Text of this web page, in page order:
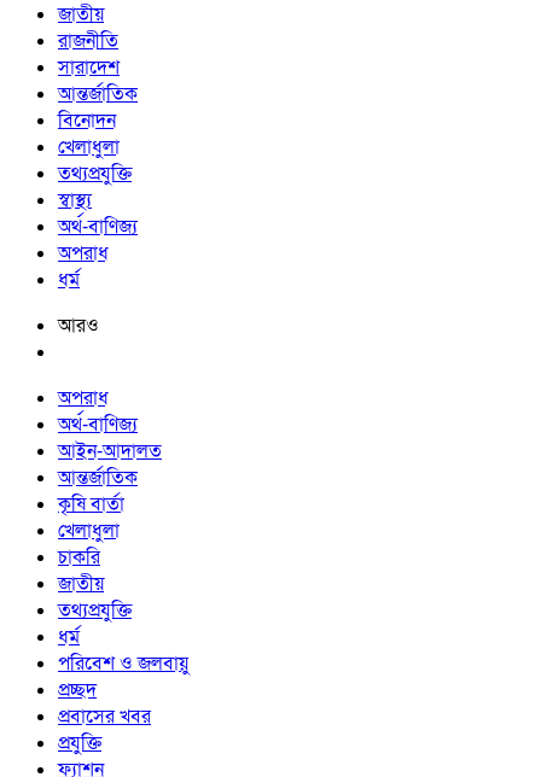
জাতীয়
রাজনীতি
সারাদেশ
আন্তর্জাতিক
বিনোদন
খেলাধুলা
তথ্যপ্রযুক্তি
স্বাস্থ্য
অর্থ-বাণিজ্য
অপরাধ
ধর্ম
আরও
অপরাধ
অর্থ-বাণিজ্য
আইন-আদালত
আন্তর্জাতিক
কৃষি বার্তা
খেলাধুলা
চাকরি
জাতীয়
তথ্যপ্রযুক্তি
ধর্ম
পরিবেশ ও জলবায়ু
প্রচ্ছদ
প্রবাসের খবর
প্রযুক্তি
ফ্যাশন